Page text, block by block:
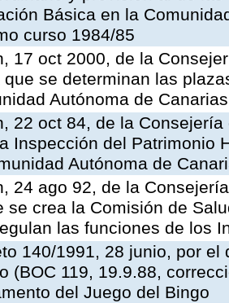
Básica en la
curso 1984/85
17 oct 2000, de la
que se determinan las
Autónoma de Canarias
22 oct 84, de la
Inspección del Patrimonio
Autónoma de
24 ago 92, de la
se crea la Comisión de
las funciones de los
140/1991, 28 junio, por
(BOC 119, 19.9.88,
del Juego del Bingo